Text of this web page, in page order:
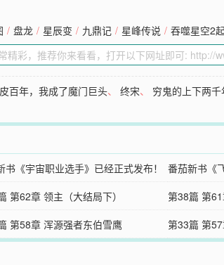
/ 盘龙 / 星辰变 / 九鼎记 / 星峰传说 / 吞噬星空2
百年，我成了魔门巨头、终宋、 穷鬼的上下两千
书《宇宙职业选手》已经正式发布！ 番茄新书《
第62章 领主（大结局下） 第38篇 第61
第58章 浑源强者东伯雪鹰 第33篇 第57